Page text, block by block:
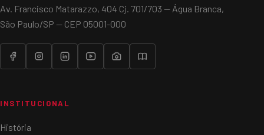
Av. Francisco Matarazzo, 404 Cj. 701/703 — Água Branca,
São Paulo/SP — CEP 05001-000
INSTITUCIONAL
História